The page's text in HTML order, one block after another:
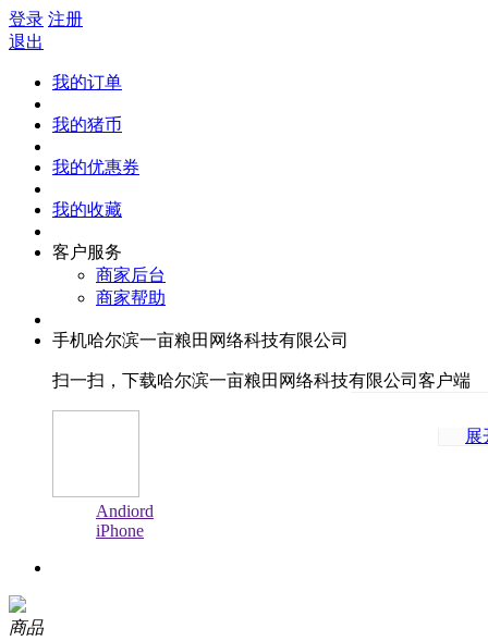
登录 注册
退出
我的订单
我的猪币
我的优惠券
我的收藏
客户服务
商家后台
商家帮助
手机哈尔滨一亩粮田网络科技有限公司
扫一扫，下载哈尔滨一亩粮田网络科技有限公司客户端
Andiord
iPhone
商品
展